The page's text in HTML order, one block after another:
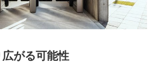
がる可能性